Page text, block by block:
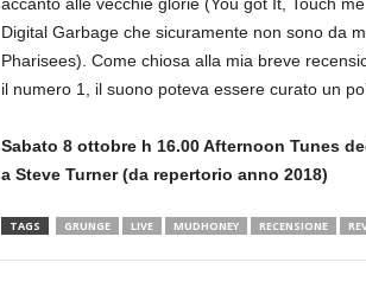
Digital Garbage che sicuramente non sono da
Pharisees). Come chiosa alla mia breve
il numero 1, il suono poteva essere curato un
Sabato 8 ottobre h 16.00 Afternoon Tunes
a Steve Turner (da repertorio anno 2018)
TAGS GRUNGE LIVE MUDHONEY RECENSIONE